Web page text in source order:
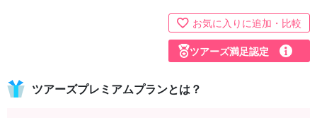
お気に入りに追加・比較
ツアーズ満足認定
ツアーズプレミアムプランとは？